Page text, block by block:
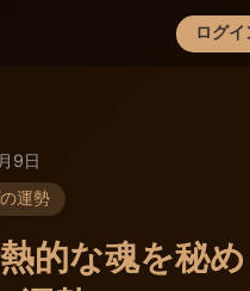
ログイ
×
9日
運勢
的な魂を秘め